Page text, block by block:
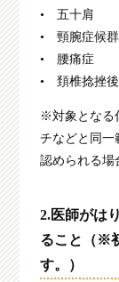
• 五十肩
• 頸腕症候群
• 腰痛症
• 頚椎捻挫
※対象となる
チなどと同一
認められる場
2.医師がは
ること（※
す。）